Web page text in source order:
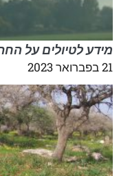
מידע לטיולים על
21 בפברואר 2023